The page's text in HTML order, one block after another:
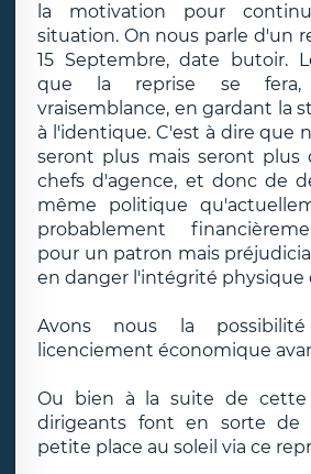
la motivation pour
situation. On nous parle d'un
15 Septembre, date butoir.
que la reprise se fera,
vraisemblance, en gardant la
à l'identique. C'est à dire que
seront plus mais seront plus
chefs d'agence, et donc de
même politique
probablement
pour un patron mais
en danger l'intégrité physique
Avons nous la
licenciement économique
Ou bien à la suite de cette
dirigeants font en sorte de
petite place au soleil via ce